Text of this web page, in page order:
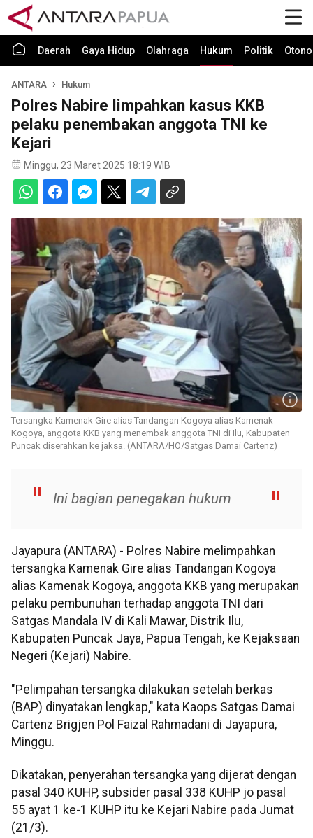
Daerah Gaya Hidup Olahraga Hukum Politik
ANTARA Hukum
Polres Nabire limpahkan kasus KKB
pelaku penembakan anggota TNI ke
Kejari
Minggu, 23 Maret 2025 18:19 WIB
Tersangka Kamenak Gire alias Tandangan Kogoya alias Kamenak
Kogoya, anggota KKB yang menembak anggota TNI di Ilu, Kabupaten
Puncak diserahkan ke jaksa. (ANTARA/HO/Satgas Damai Cartenz)
Ini bagian penegakan hukum
Jayapura (ANTARA) - Polres Nabire melimpahkan
tersangka Kamenak Gire alias Tandangan Kogoya
alias Kamenak Kogoya, anggota KKB yang merupakan
pelaku pembunuhan terhadap anggota TNI dari
Satgas Mandala IV di Kali Mawar, Distrik Ilu,
Kabupaten Puncak Jaya, Papua Tengah, ke Kejaksaan
Negeri (Kejari) Nabire.
"Pelimpahan tersangka dilakukan setelah berkas
(BAP) dinyatakan lengkap," kata Kaops Satgas Damai
Cartenz Brigjen Pol Faizal Rahmadani di Jayapura,
Minggu.
Dikatakan, penyerahan tersangka yang dijerat dengan
pasal 340 KUHP, subsider pasal 338 KUHP jo pasal
55 ayat 1 ke-1 KUHP itu ke Kejari Nabire pada Jumat
(21/3).